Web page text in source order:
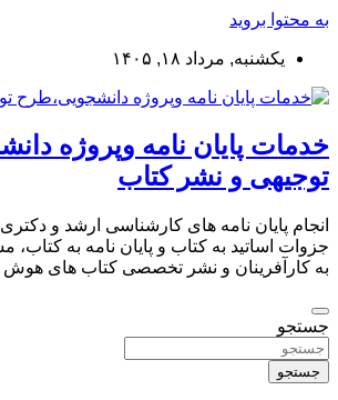
به محتوا بروید
یکشنبه, مرداد ۱۸, ۱۴۰۵
خدمات پایان نامه وپروژه
توجیهی و نشر کتاب
انجام پایان نامه های کارشناسی ارشد و
جزوات اساتید به کتاب و پایان نامه به
به کارآفرینان و نشر تخصصی کتاب های
جستجو
جستجو